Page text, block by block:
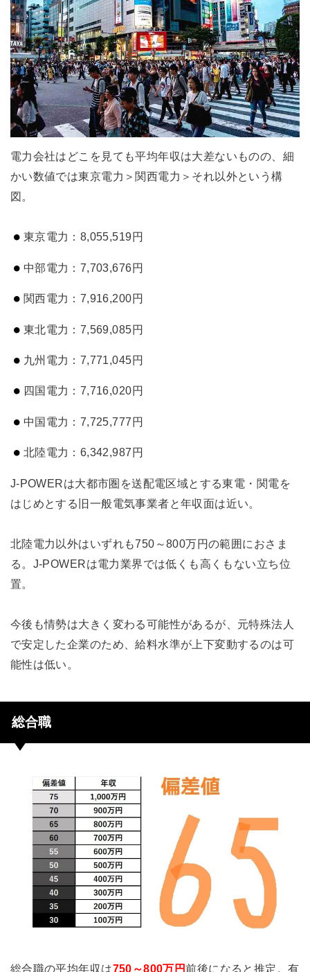
電力会社はどこを見ても平均年収は大差ないものの、細
かい数値では東京電力＞関西電力＞それ以外という構
図。
東京電力：8,055,519円
中部電力：7,703,676円
関西電力：7,916,200円
東北電力：7,569,085円
九州電力：7,771,045円
四国電力：7,716,020円
中国電力：7,725,777円
北陸電力：6,342,987円
J-POWERは大都市圏を送配電区域とする東電・関電を
はじめとする旧一般電気事業者と年収面は近い。
北陸電力以外はいずれも750～800万円の範囲におさま
る。J-POWERは電力業界では低くも高くもない立ち位
置。
今後も情勢は大きく変わる可能性があるが、元特殊法人
で安定した企業のため、給料水準が上下変動するのは可
能性は低い。
総合職
総合職の平均年収は750～800万円前後になると推定。有